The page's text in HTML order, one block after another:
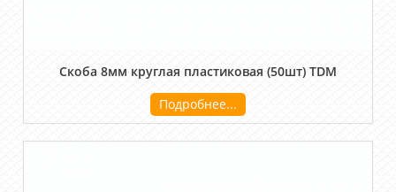
Скоба 8мм круглая пластиковая (50шт) TDM
Подробнее...